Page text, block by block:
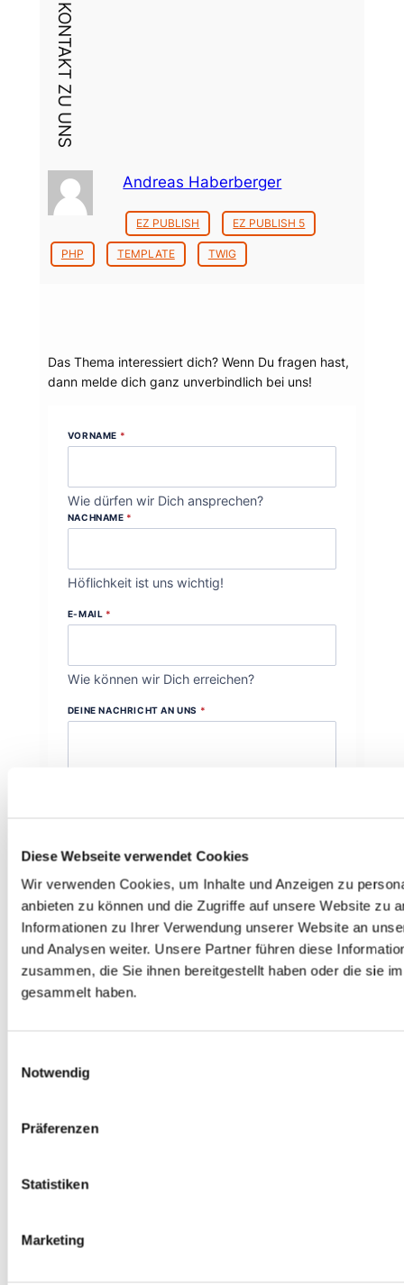
Diese Webseite verwendet Cookies
Wir verwenden Cookies, um Inhalte und Anzeigen zu
anbieten zu können und die Zugriffe auf unsere Website zu
Informationen zu Ihrer Verwendung unserer Website an
und Analysen weiter. Unsere Partner führen diese
zusammen, die Sie ihnen bereitgestellt haben oder die sie
gesammelt haben.
Notwendig
Präferenzen
Statistiken
Marketing
DEIN KONTAKT ZU UNS
Andreas Haberberger
EZ PUBLISH EZ PUBLISH 5
PHP TEMPLATE TWIG
Das Thema interessiert dich? Wenn Du fragen hast,
dann melde dich ganz unverbindlich bei uns!
VORNAME *
Wie dürfen wir Dich ansprechen?
NACHNAME *
Höflichkeit ist uns wichtig!
E-MAIL *
Wie können wir Dich erreichen?
DEINE NACHRICHT AN UNS *
Abschicken
Ein Kommentar zu „eZ
1: Basics“